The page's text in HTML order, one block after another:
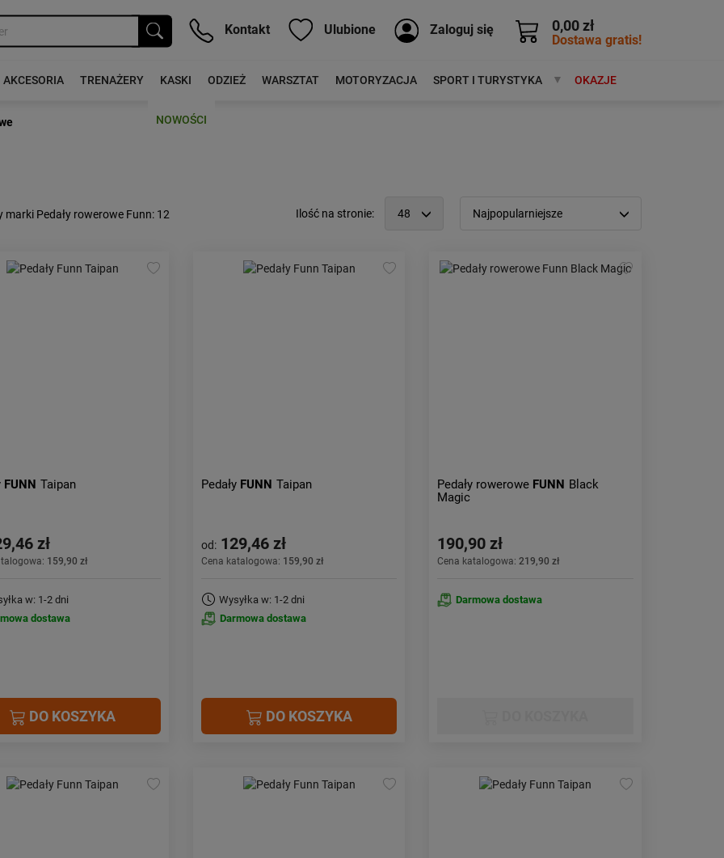
0,00 zł
Dostawa gratis!
Kontakt Ulubione Zaloguj się
AKCESORIA TRENAŻERY KASKI ODZIEŻ WARSZTAT MOTORYZACJA SPORT I TURYSTYKA MARKIOKAZJE
NOWOŚCI
Ilość na stronie: 48 Najpopularniejsze
Cena:
od najniższej
marki Pedały rowerowe Funn: 12
FUNN Taipan
zł
159,90 zł
w: 1-2 dni
dostawa
DO KOSZYKA
Pedały FUNN Taipan
od:129,46 zł
Cena katalogowa: 159,90 zł
Wysyłka w: 1-2 dni
Darmowa dostawa
DO KOSZYKA
Pedały rowerowe FUNN Black
Magic
190,90 zł
Cena katalogowa:219,90 zł
Darmowa dostawa